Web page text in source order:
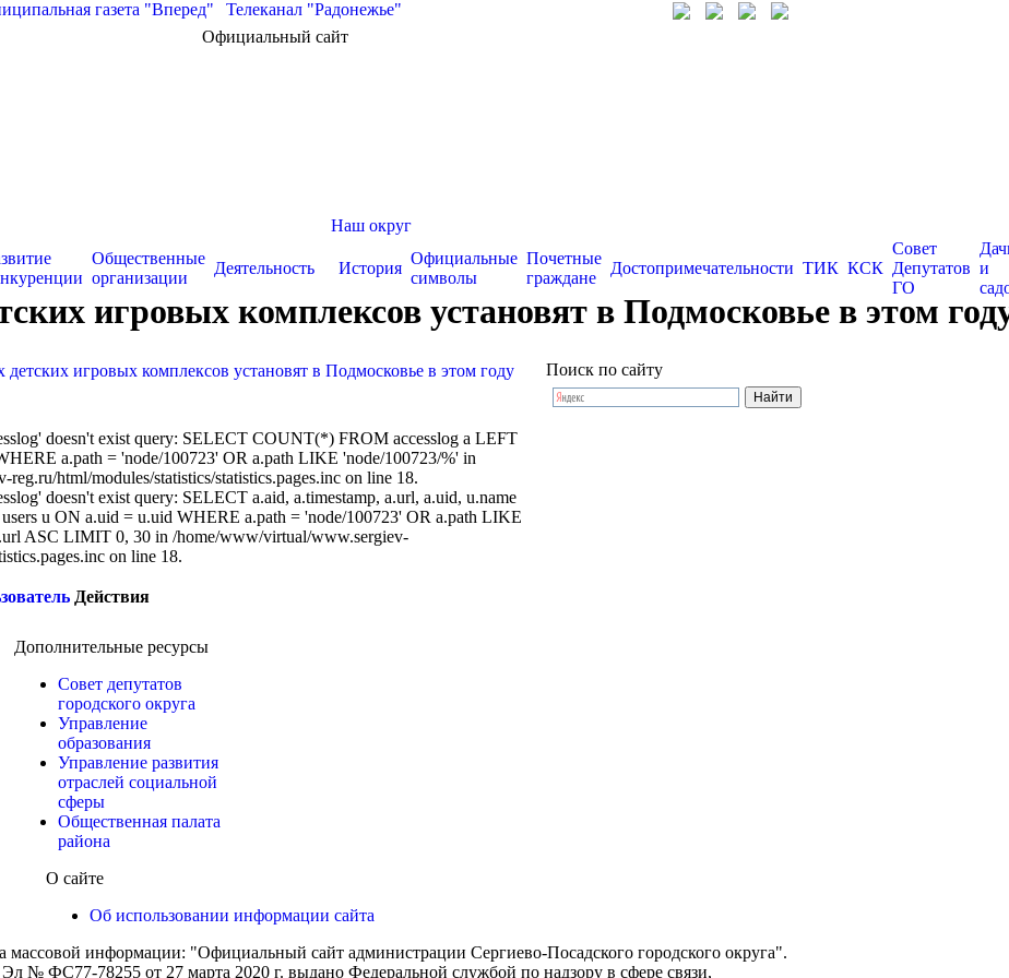
газета "Вперед"
Телеканал "Радонежье"
Официальный сайт
Общественные
организации
Деятельность
Наш округ
История
Официальные
символы
Почетные
граждане
Достопримечательности ТИК КСК
Совет
Депутатов
ГО
и
игровых комплексов установят в Подмосковье в этом
детских игровых комплексов установят в Подмосковье в этом году
doesn't exist query: SELECT COUNT(*) FROM accesslog a LEFT
a.path = 'node/100723' OR a.path LIKE 'node/100723/%' in
html/modules/statistics/statistics.pages.inc on line 18.
doesn't exist query: SELECT a.aid, a.timestamp, a.url, a.uid, u.name
u ON a.uid = u.uid WHERE a.path = 'node/100723' OR a.path LIKE
ASC LIMIT 0, 30 in /home/www/virtual/www.sergiev-
on line 18.
Действия
Поиск по сайту
Дополнительные ресурсы
Совет депутатов
городского округа
Управление
образования
Управление развития
отраслей социальной
сферы
Общественная палата
района
О сайте
Об использовании информации сайта
массовой информации: "Официальный сайт администрации Сергиево-Посадского городского округа".
№ ФС77-78255 от 27 марта 2020 г. выдано Федеральной службой по надзору в сфере связи,